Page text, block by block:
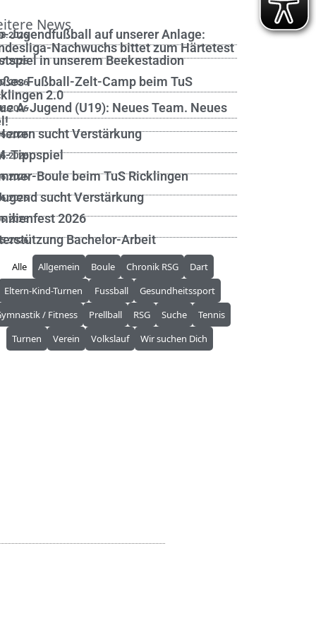
News
Jugendfußball auf unserer Anlage:
Nachwuchs bittet zum Härtetest
in unserem Beekestadion
Fußball-Zelt-Camp beim TuS
2.0
A-Jugend (U19): Neues Team. Neues
sucht Verstärkung
Tippspiel
Boule beim TuS Ricklingen
sucht Verstärkung
2026
Bachelor-Arbeit
Allgemein Boule Chronik RSG
Dart
Eltern-Kind-Turnen
Fussball
Gesundheitssport
/ Fitness
Prellball RSG Suche
Tennis
Turnen
Verein Volkslauf Wir suchen Dich
Alle